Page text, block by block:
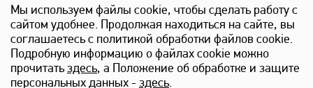
КАСКО
Выкуп
Детейлинг
Лизинг
Мы используем файлы cookie, чтобы сделать работу с
сайтом удобнее. Продолжая находиться на сайте, вы
соглашаетесь с политикой обработки файлов cookie.
Подробную информацию о файлах cookie можно
прочитатьздесь, а Положение об обработке и защите
персональных данных - здесь.